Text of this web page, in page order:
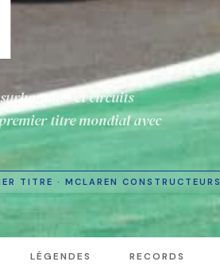
et circuits
titre mondial avec
TITRE · MCLAREN CONSTRUCTEURS
LÉGENDES RECORDS